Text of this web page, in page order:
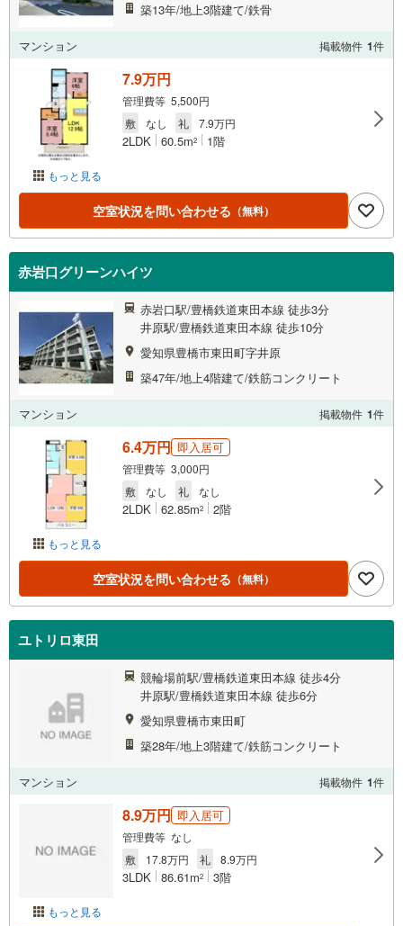
築13年/地上3階建て/鉄骨
マンション 掲載物件 1件
もっと見る
7.9万円
管理費等 5,500円
敷
なし 礼 7.9万円
2LDK 60.5m2 1階
空室状況を問い合わせる （無料）
赤岩口グリーンハイツ
赤岩口駅/豊橋鉄道東田本線 徒歩3分
井原駅/豊橋鉄道東田本線 徒歩10分
愛知県豊橋市東田町字井原
築47年/地上4階建て/鉄筋コンクリート
マンション 掲載物件 1件
もっと見る
6.4万円 即入居可
管理費等 3,000円
敷
なし 礼 なし
2LDK 62.85m2 2階
空室状況を問い合わせる （無料）
ユトリロ東田
競輪場前駅/豊橋鉄道東田本線 徒歩4分
井原駅/豊橋鉄道東田本線 徒歩6分
愛知県豊橋市東田町
築28年/地上3階建て/鉄筋コンクリート
マンション 掲載物件 1件
もっと見る
8.9万円 即入居可
管理費等 なし
敷
17.8万円 礼 8.9万円
3LDK 86.61m2 3階